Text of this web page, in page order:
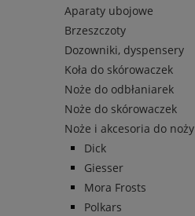
Aparaty ubojowe
Brzeszczoty
Dozowniki, dyspensery
Koła do skórowaczek
Noże do odbłaniarek
Noże do skórowaczek
Noże i akcesoria do noży
Dick
Giesser
Mora Frosts
Polkars